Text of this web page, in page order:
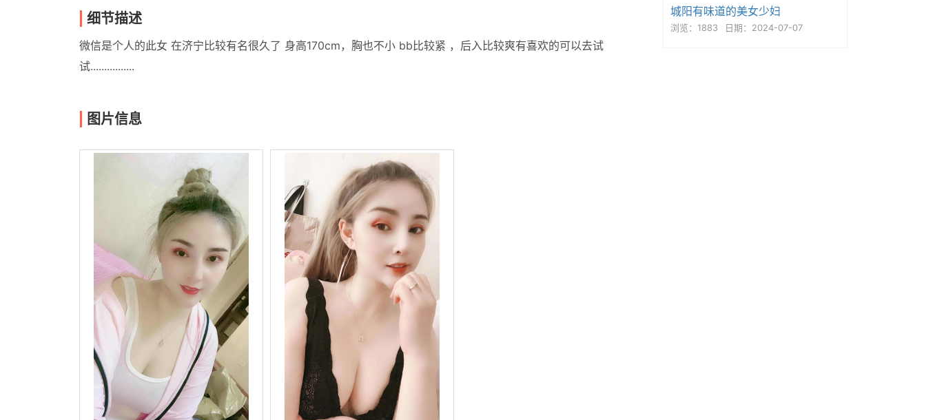
细节描述
微信是个人的此女 在济宁比较有名很久了 身高170cm，胸也不小 bb比较紧 ，后入比较爽有喜欢的可以去试
试................
图片信息
城阳有味道的美女少妇
浏览：1883 日期：2024-07-07